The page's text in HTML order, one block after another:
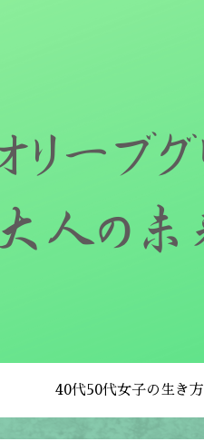
40代50代女子の生き方